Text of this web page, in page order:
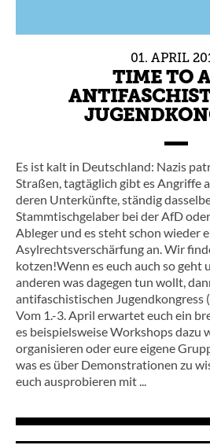
01. APRIL
TIME TO
Es ist kalt in Deutschland: Nazis
Straßen, tagtäglich gibt es Angriffe
deren Unterkünfte, ständig
Stammtischgelaber bei der AfD
Ableger und es steht schon wieder
Asylrechtsverschärfung an. Wir
kotzen!Wenn es euch auch so geht
anderen was dagegen tun wollt,
antifaschistischen Jugendkongress
Vom 1.-3. April erwartet euch ein
es beispielsweise Workshops dazu
organisieren oder eure eigene
was es über Demonstrationen zu
euch ausprobieren mit ...